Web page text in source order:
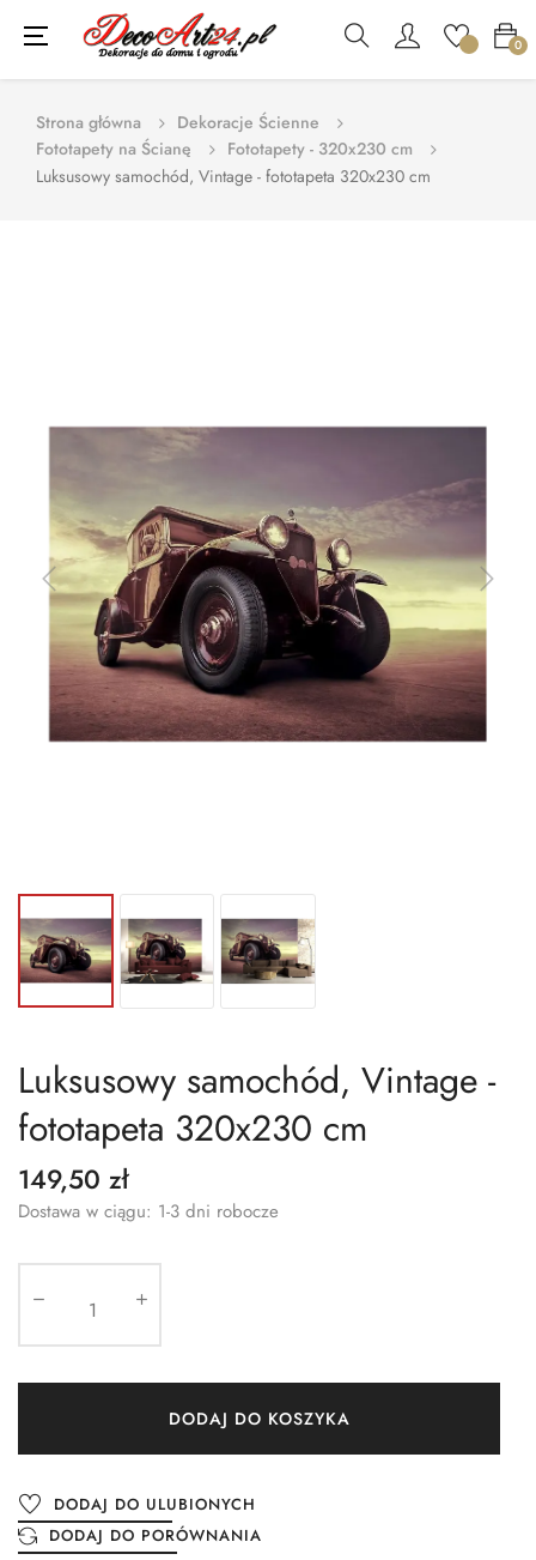
0
Toggle
navigation
☰
Strona główna
Dekoracje Ścienne
Fototapety na Ścianę
Fototapety - 320x230 cm
Luksusowy samochód, Vintage - fototapeta 320x230 cm
Luksusowy samochód, Vintage -
fototapeta 320x230 cm
149,50 zł
Dostawa w ciągu: 1-3 dni robocze
DODAJ DO KOSZYKA
DODAJ DO ULUBIONYCH
DODAJ DO PORÓWNANIA